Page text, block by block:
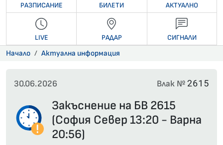
РАЗПИСАНИЕ БИЛЕТИ АКТУАЛНО
LIVE РАДАР СИГНАЛИ
Начало Актуална информация
30.06.2026 Влак №2615
Закъснение на БВ 2615
(София Север 13:20 - Варна
20:56)